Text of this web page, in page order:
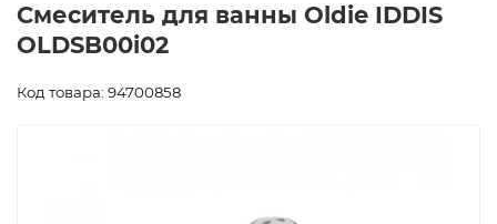
Смеситель для ванны Oldie IDDIS
OLDSB00i02
Код товара: 94700858